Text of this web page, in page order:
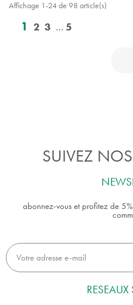
Affichage 1-24 de 98 article(s)
1 2 3 … 5
SUIVEZ
abonnez-vous et profitez de